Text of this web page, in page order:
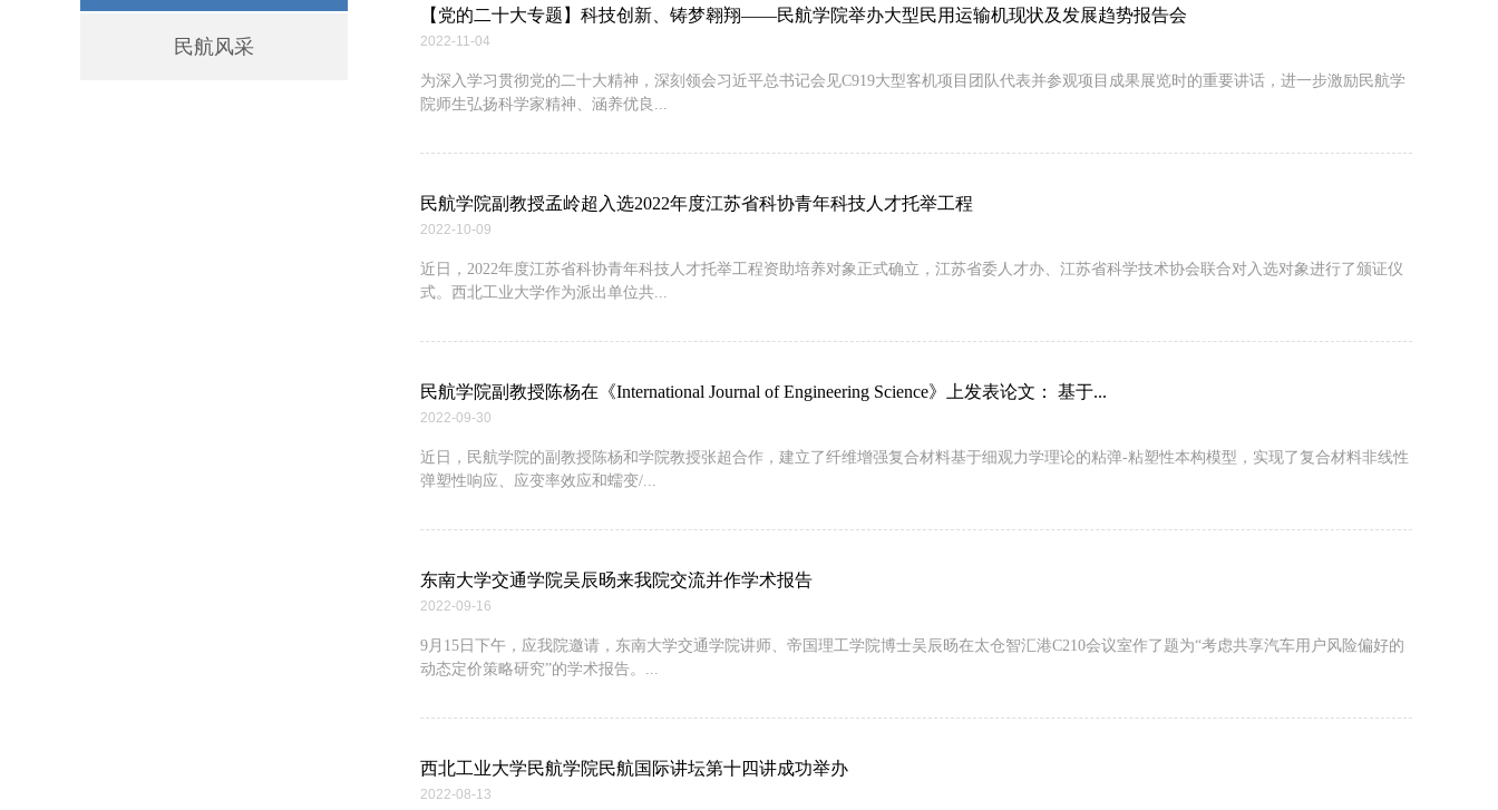
民航风采
【党的二十大专题】科技创新、铸梦翱翔——民航学院举办大型民用运输机现状及发展趋势报告会
2022-11-04
为深入学习贯彻党的二十大精神，深刻领会习近平总书记会见C919大型客机项目团队代表并参观项目成果展览时的重要讲话，进一步激励民航学
院师生弘扬科学家精神、涵养优良...
民航学院副教授孟岭超入选2022年度江苏省科协青年科技人才托举工程
2022-10-09
近日，2022年度江苏省科协青年科技人才托举工程资助培养对象正式确立，江苏省委人才办、江苏省科学技术协会联合对入选对象进行了颁证仪
式。西北工业大学作为派出单位共...
民航学院副教授陈杨在《International Journal of Engineering Science》上发表论文： 基于...
2022-09-30
近日，民航学院的副教授陈杨和学院教授张超合作，建立了纤维增强复合材料基于细观力学理论的粘弹-粘塑性本构模型，实现了复合材料非线性
弹塑性响应、应变率效应和蠕变/...
东南大学交通学院吴辰旸来我院交流并作学术报告
2022-09-16
9月15日下午，应我院邀请，东南大学交通学院讲师、帝国理工学院博士吴辰旸在太仓智汇港C210会议室作了题为“考虑共享汽车用户风险偏好的
动态定价策略研究”的学术报告。...
西北工业大学民航学院民航国际讲坛第十四讲成功举办
2022-08-13